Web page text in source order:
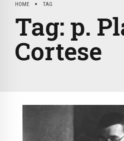
HOME TAG
Tag: p.
Cortese